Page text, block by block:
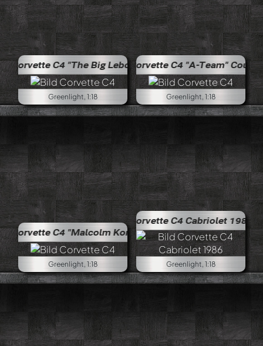
Big Lebowski" Coupé, 1985
Greenlight, 1:18
Corvette C4 "A-Team" Coupé 1985
Greenlight, 1:18
Konner" Targa 1986
Greenlight, 1:18
Corvette C4 Cabriolet 1986
Greenlight, 1:18